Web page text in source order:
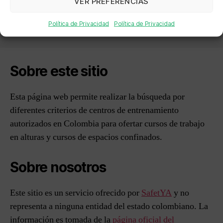
Política de Privacidad Política de Privacidad
Sobre este sitio
Esta página web permite realizar la búsqueda por
diferentes criterios de centros de entrenamiento
autorizados en Colombia para ofertar cursos de trabajo
en alturas y cursos de espacios confinados.
Sobre nosotros
Este sitio es un servicio ofrecido por SafetYAy no
representa a ninguna entidad del estado colombiano. La
información es tomada de la página oficial del